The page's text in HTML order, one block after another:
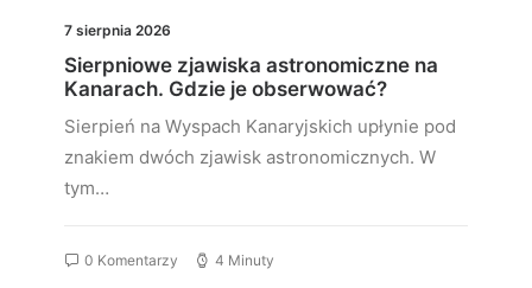
7 sierpnia 2026
Sierpniowe zjawiska astronomiczne na
Kanarach. Gdzie je obserwować?
Sierpień na Wyspach Kanaryjskich upłynie pod
znakiem dwóch zjawisk astronomicznych. W
tym…
0 Komentarzy 4 Minuty